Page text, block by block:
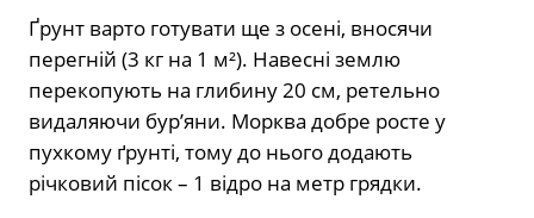
Ґрунт варто готувати ще з осені, вносячи
перегній (3 кг на 1 м²). Навесні землю
перекопують на глибину 20 см, ретельно
видаляючи бур’яни. Морква добре росте у
пухкому ґрунті, тому до нього додають
річковий пісок – 1 відро на метр грядки.